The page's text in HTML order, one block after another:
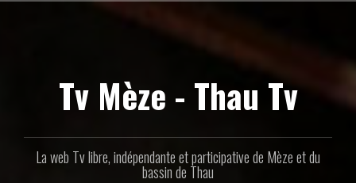
Tv Mèze - Thau Tv
La web Tv libre, indépendante et participative de Mèze et du
bassin de Thau